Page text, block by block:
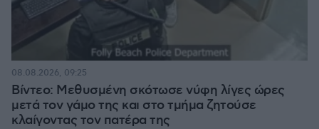
Βίντεο: Μεθυσμένη σκότωσε νύφη λίγες ώρες
μετά τον γάμο της και στο τμήμα ζητούσε
κλαίγοντας τον πατέρα της
08.08.2026, 09:25